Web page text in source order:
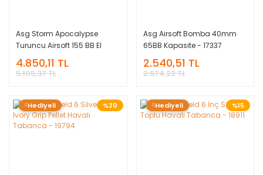
Asg Storm Apocalypse
Turuncu Airsoft 155 BB El
Bombası - 19642
4.850,11 TL
5.105,37 TL
Asg Airsoft Bomba 40mm
65BB Kapasite - 17337
2.540,51 TL
2.674,22 TL
%20
Hediyeli %15
Hediyeli